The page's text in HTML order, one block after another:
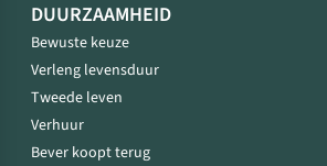
DUURZAAMHEID
Bewuste keuze
Verleng levensduur
Tweede leven
Verhuur
Bever koopt terug